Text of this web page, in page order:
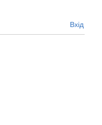
Вхід